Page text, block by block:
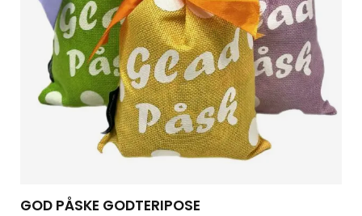
GOD PÅSKE GODTERIPOSE